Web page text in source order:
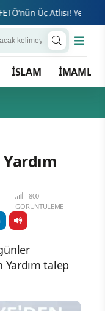
Üç Atlısı! Yeni
İSLAM İMAMLAR
800
GÖRÜNTÜLEME
talep